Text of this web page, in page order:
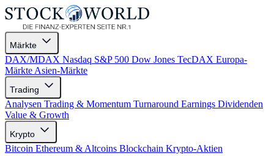
Märkte
DAX/MDAX Nasdaq S&P 500 Dow Jones TecDAX Europa-
Märkte Asien-Märkte
Trading
Analysen Trading & Momentum Turnaround Earnings Dividenden
Value & Growth
Krypto
Bitcoin Ethereum & Altcoins Blockchain Krypto-Aktien